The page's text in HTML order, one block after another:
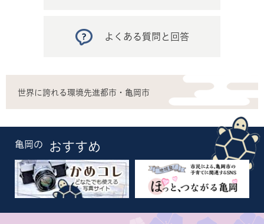
よくある質問と回答
世界に誇れる環境先進都市・亀岡市
亀岡の おすすめ